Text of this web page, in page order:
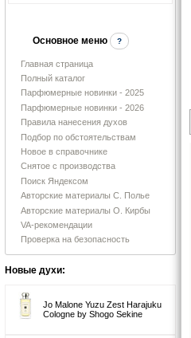
Основное меню ?
Главная страница
Полный каталог
Парфюмерные новинки - 2025
Парфюмерные новинки - 2026
Правила нанесения духов
Подбор по обстоятельствам
Новое в справочнике
Снятое с производства
Поиск Яндексом
Авторские материалы С. Полье
Авторские материалы О. Кирбы
VA-рекомендации
Проверка на безопасность
Новые духи:
Jo Malone Yuzu Zest Harajuku
Cologne by Shogo Sekine